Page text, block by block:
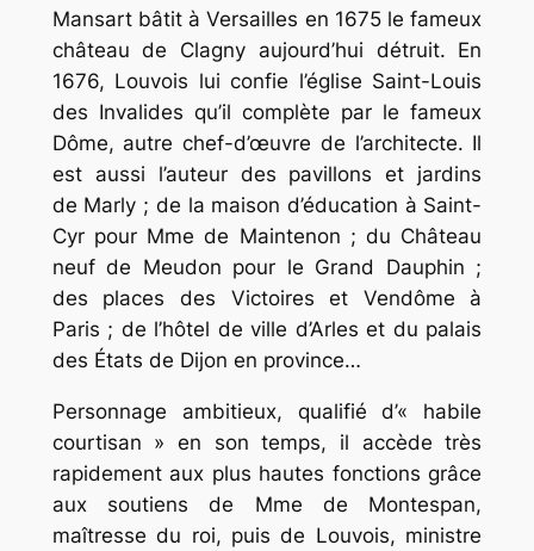
Mansart bâtit à Versailles en 1675 le fameux
château de Clagny aujourd’hui détruit. En
1676, Louvois lui confie l’église Saint-Louis
des Invalides qu’il complète par le fameux
Dôme, autre chef-d’œuvre de l’architecte. Il
est aussi l’auteur des pavillons et jardins
de Marly ; de la maison d’éducation à Saint-
Cyr pour Mme de Maintenon ; du Château
neuf de Meudon pour le Grand Dauphin ;
des places des Victoires et Vendôme à
Paris ; de l’hôtel de ville d’Arles et du palais
des États de Dijon en province…
Personnage ambitieux, qualifié d’« habile
courtisan » en son temps, il accède très
rapidement aux plus hautes fonctions grâce
aux soutiens de Mme de Montespan,
maîtresse du roi, puis de Louvois, ministre